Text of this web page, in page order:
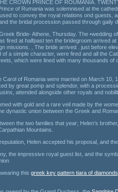
CROWN PRINCE OF ROUMANIA.
of Rumania was solemnised at the
to convey the royal relations ond
the bridal procession passed through
Bride- Athene, Thursday. The
fired at halfpast ten the bridegroom arrived
missions. , The bride arrived . just before
a simple character, were fired and all the
which were lined with many thousands
of Romania were married on March
by great pomp and splendor, with a
attended alongside other royals and
with gold and a rare veil made by the
dynastic union between the Greek and
the two families that year; Helen’s
Mountains.
Helen accepted his proposal, and
the impressive royal guest list, and the
this greek key pattern tiara of diamonds